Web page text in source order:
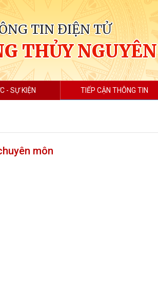
TIN ĐIỆN TỬ
THỦY NGUYÊN
- SỰ KIỆN TIẾP CẬN THÔNG TIN
môn